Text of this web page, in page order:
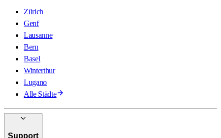
Zürich
Genf
Lausanne
Bern
Basel
Winterthur
Lugano
Alle Städte
Support